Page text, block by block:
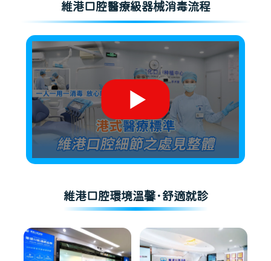
維港口腔醫療級器械消毒流程
維港口腔環境溫馨·舒適就診